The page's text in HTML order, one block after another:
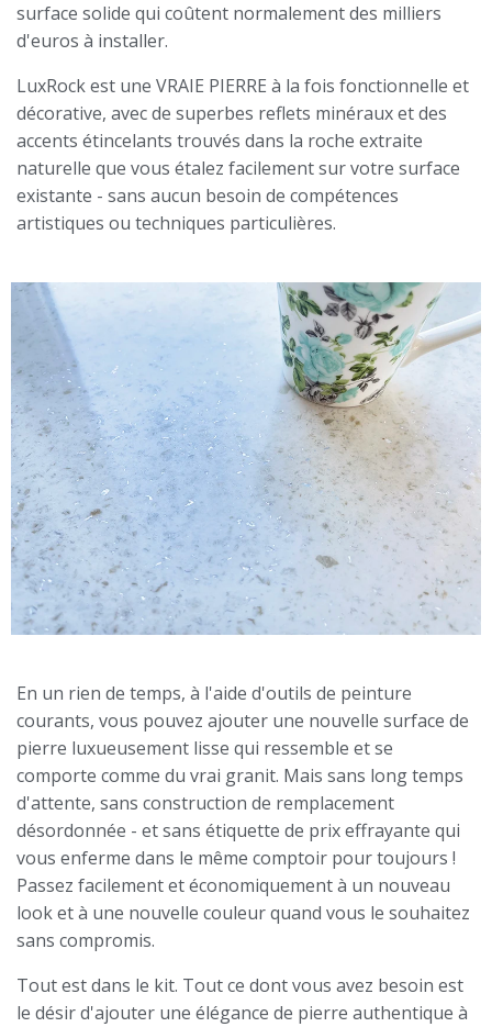
surface solide qui coûtent normalement des milliers
d'euros à installer.
LuxRock est une VRAIE PIERRE à la fois fonctionnelle et
décorative, avec de superbes reflets minéraux et des
accents étincelants trouvés dans la roche extraite
naturelle que vous étalez facilement sur votre surface
existante - sans aucun besoin de compétences
artistiques ou techniques particulières.
En un rien de temps, à l'aide d'outils de peinture
courants, vous pouvez ajouter une nouvelle surface de
pierre luxueusement lisse qui ressemble et se
comporte comme du vrai granit. Mais sans long temps
d'attente, sans construction de remplacement
désordonnée - et sans étiquette de prix effrayante qui
vous enferme dans le même comptoir pour toujours !
Passez facilement et économiquement à un nouveau
look et à une nouvelle couleur quand vous le souhaitez
sans compromis.
Tout est dans le kit. Tout ce dont vous avez besoin est
le désir d'ajouter une élégance de pierre authentique à